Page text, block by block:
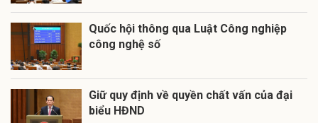
Quốc hội thông qua Luật Công nghiệp
công nghệ số
Giữ quy định về quyền chất vấn của đại
biểu HĐND